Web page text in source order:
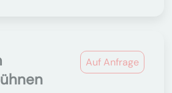
Auf Anfrage